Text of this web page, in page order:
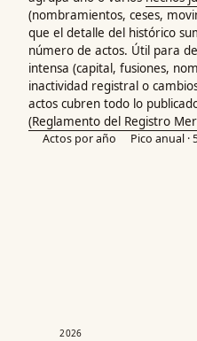
(nombramientos, ceses,
que el detalle del histórico
número de actos. Útil para
intensa (capital, fusiones,
inactividad registral o
actos cubren todo lo
(Reglamento del Registro
Actos por año Pico anual ·
2026